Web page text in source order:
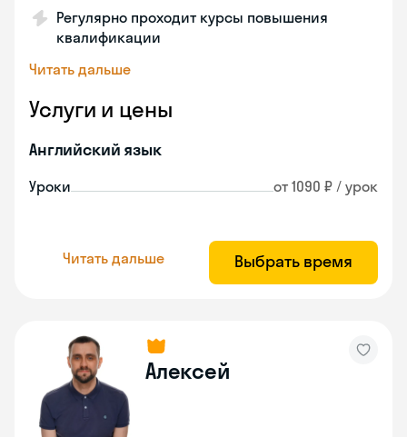
Регулярно проходит курсы повышения
квалификации
Читать дальше
Услуги и цены
Английский язык
Уроки от 1090 ₽ / урок
Читать дальше Выбрать время
Алексей